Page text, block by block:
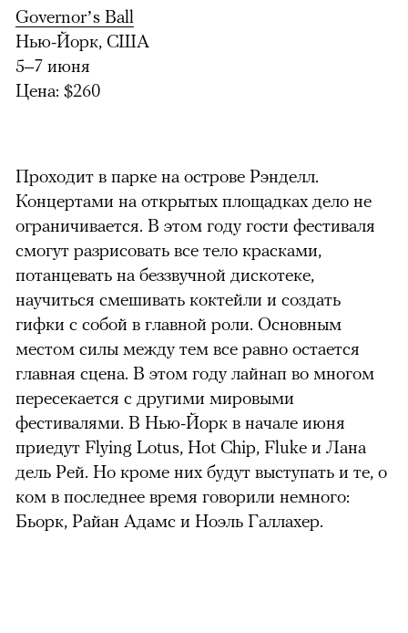
Governor’s Ball
Нью-Йорк, США
5–7 июня
Цена: $260
Проходит в парке на острове Рэнделл.
Концертами на открытых площадках дело не
ограничивается. В этом году гости фестиваля
смогут разрисовать все тело красками,
потанцевать на беззвучной дискотеке,
научиться смешивать коктейли и создать
гифки с собой в главной роли. Основным
местом силы между тем все равно остается
главная сцена. В этом году лайнап во многом
пересекается с другими мировыми
фестивалями. В Нью-Йорк в начале июня
приедут Flying Lotus, Hot Chip, Fluke и Лана
дель Рей. Но кроме них будут выступать и те, о
ком в последнее время говорили немного:
Бьорк, Райан Адамс и Ноэль Галлахер.